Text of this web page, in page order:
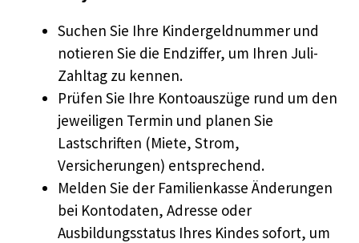
Suchen Sie Ihre Kindergeldnummer und
notieren Sie die Endziffer, um Ihren Juli-
Zahltag zu kennen.
Prüfen Sie Ihre Kontoauszüge rund um den
jeweiligen Termin und planen Sie
Lastschriften (Miete, Strom,
Versicherungen) entsprechend.
Melden Sie der Familienkasse Änderungen
bei Kontodaten, Adresse oder
Ausbildungsstatus Ihres Kindes sofort, um